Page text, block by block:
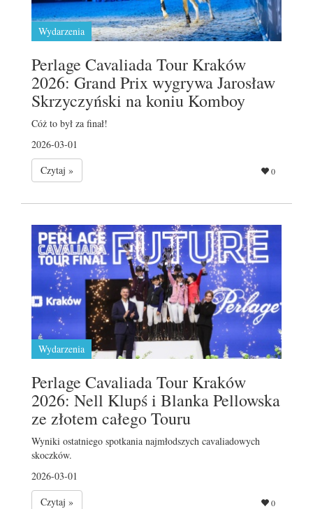
Wydarzenia
Perlage Cavaliada Tour Kraków
2026: Grand Prix wygrywa Jarosław
Skrzyczyński na koniu Komboy
Cóż to był za finał!
2026-03-01
Czytaj »
0
Wydarzenia
Perlage Cavaliada Tour Kraków
2026: Nell Klupś i Blanka Pellowska
ze złotem całego Touru
Wyniki ostatniego spotkania najmłodszych cavaliadowych
skoczków.
2026-03-01
Czytaj »
0